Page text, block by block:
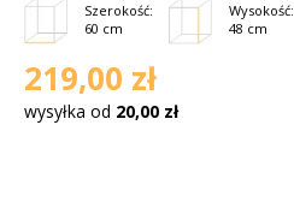
Szerokość:
60 cm
Wysokość:
48 cm
219,00 zł
wysyłka od 20,00 zł